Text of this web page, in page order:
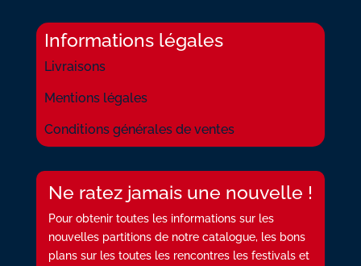
Informations légales
Livraisons
Mentions légales
Conditions générales de ventes
Ne ratez jamais une nouvelle !
Pour obtenir toutes les informations sur les
nouvelles partitions de notre catalogue, les bons
plans sur les toutes les rencontres les festivals et